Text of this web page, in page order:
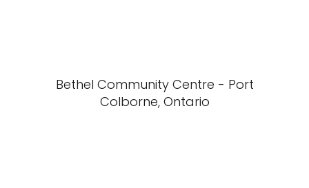
Bethel Community Centre - Port
Colborne, Ontario